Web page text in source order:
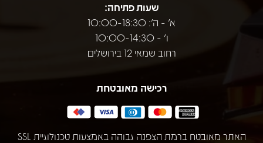
שעות פתיחה:
א' - ה': 10:00-18:30
ו' - 10:00-14:30
רחוב שמאי 12 בירושלים
רכישה מאובטחת
האתר מאובטח ברמת הצפנה גבוהה באמצעות טכנולוגיית SSL